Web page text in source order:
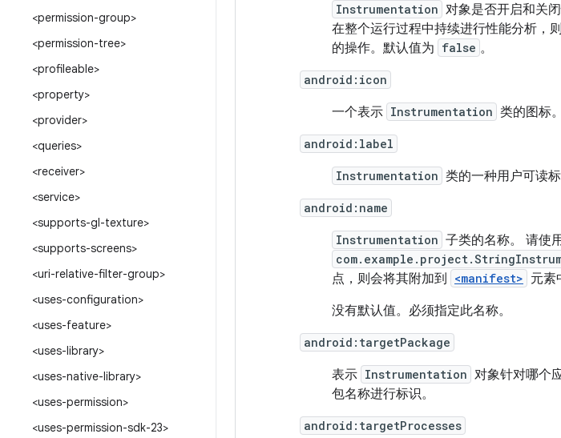
<permission-group>
<permission-tree>
<profileable>
<property>
<provider>
<queries>
<receiver>
<service>
<supports-gl-texture>
<supports-screens>
<uri-relative-filter-group>
<uses-configuration>
<uses-feature>
<uses-library>
<uses-native-library>
<uses-permission>
<uses-permission-sdk-23>
Instrumentation 对象是否开启和关
在整个运行过程中持续进行性能分析，
的操作。默认值为 false 。
android:icon
一个表示 Instrumentation 类的图标
android:label
Instrumentation 类的一种用户可读
android:name
Instrumentation 子类的名称。 请使
点，则会将其附加到
<manifest> 元素
没有默认值。必须指定此名称。
android:targetPackage
表示 Instrumentation 对象针对哪个
包名称进行标识。
android:targetProcesses